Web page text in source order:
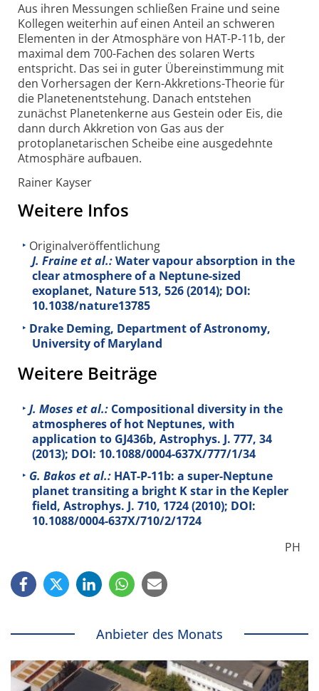
Aus ihren Messungen schließen Fraine und seine
Kollegen weiterhin auf einen Anteil an schweren
Elementen in der Atmosphäre von HAT-P-11b, der
maximal dem 700-Fachen des solaren Werts
entspricht. Das sei in guter Übereinstimmung mit
den Vorhersagen der Kern-Akkretions-Theorie für
die Planetenentstehung. Danach entstehen
zunächst Planetenkerne aus Gestein oder Eis, die
dann durch Akkretion von Gas aus der
protoplanetarischen Scheibe eine ausgedehnte
Atmosphäre aufbauen.
Rainer Kayser
Weitere Infos
Originalveröffentlichung
J. Fraine et al.:Water vapour absorption in the
clear atmosphere of a Neptune-sized
exoplanet, Nature513, 526 (2014); DOI:
10.1038/nature13785
Drake Deming, Department of Astronomy,
University of Maryland
Weitere Beiträge
J. Moses et al.: Compositional diversity in the
atmospheres of hot Neptunes, with
application to GJ436b, Astrophys. J. 777, 34
(2013); DOI: 10.1088/0004-637X/777/1/34
G. Bakos et al.: HAT-P-11b: a super-Neptune
planet transiting a bright K star in the Kepler
field, Astrophys. J. 710, 1724 (2010); DOI:
10.1088/0004-637X/710/2/1724
PH
Anbieter des Monats